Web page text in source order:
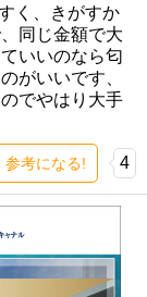
く、きがすか
同じ金額で大
いいのなら匂
がいいです、
でやはり大手
参考になる! 4